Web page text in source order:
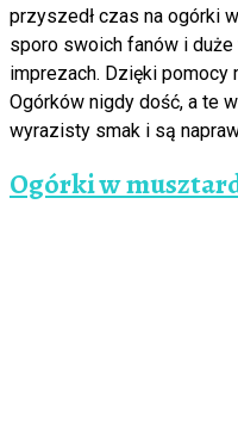
przyszedł czas na ogórki
sporo swoich fanów i duże
imprezach. Dzięki pomocy
Ogórków nigdy dość, a te
wyrazisty smak i są
Ogórki w